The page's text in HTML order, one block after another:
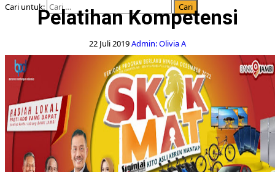
Cari untuk:Pelatihan Kompetensi
22 Juli 2019Admin: Olivia A